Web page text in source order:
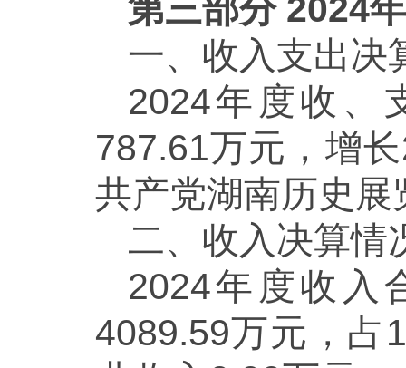
第三部分 2024
一、收入支出决
2024年度收、
787.61万元，增
共产党湖南历史
二、收入决算情
2024年度收入
4089.59万元，占